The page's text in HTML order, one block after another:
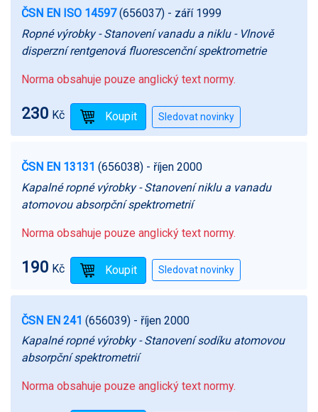
ČSN EN ISO 14597(656037) - září 1999
Ropné výrobky - Stanovení vanadu a niklu - Vlnově
disperzní rentgenová fluorescenční spektrometrie
Norma obsahuje pouze anglický text normy.
230 Kč
ČSN EN 13131 (656038) - říjen 2000
Kapalné ropné výrobky - Stanovení niklu a vanadu
atomovou absorpční spektrometrií
Norma obsahuje pouze anglický text normy.
190 Kč
ČSN EN 241 (656039) - říjen 2000
Kapalné ropné výrobky - Stanovení sodíku atomovou
absorpční spektrometrií
Norma obsahuje pouze anglický text normy.